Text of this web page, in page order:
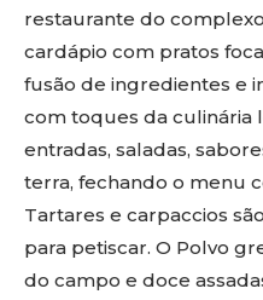
restaurante do
cardápio com pratos
fusão de ingredientes e
com toques da culinária
entradas, saladas,
terra, fechando o menu
Tartares e carpaccios
para petiscar. O Polvo
do campo e doce